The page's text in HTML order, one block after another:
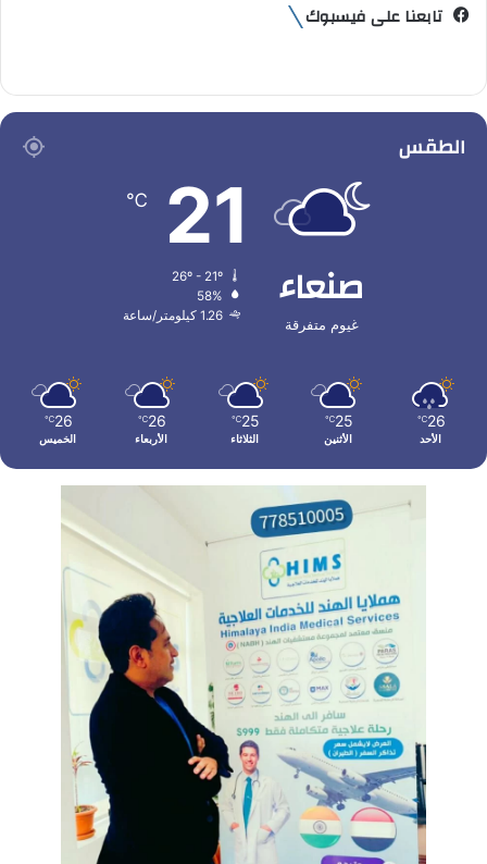
تابعنا على فيسبوك
الطقس
صنعاء
غيوم متفرقة
21
℃
58%
1.26 كيلومتر/ساعة
26
℃
الأحد
25
℃
الأثنين
25
℃
الثلاثاء
26
℃
الأربعاء
26
℃
الخميس